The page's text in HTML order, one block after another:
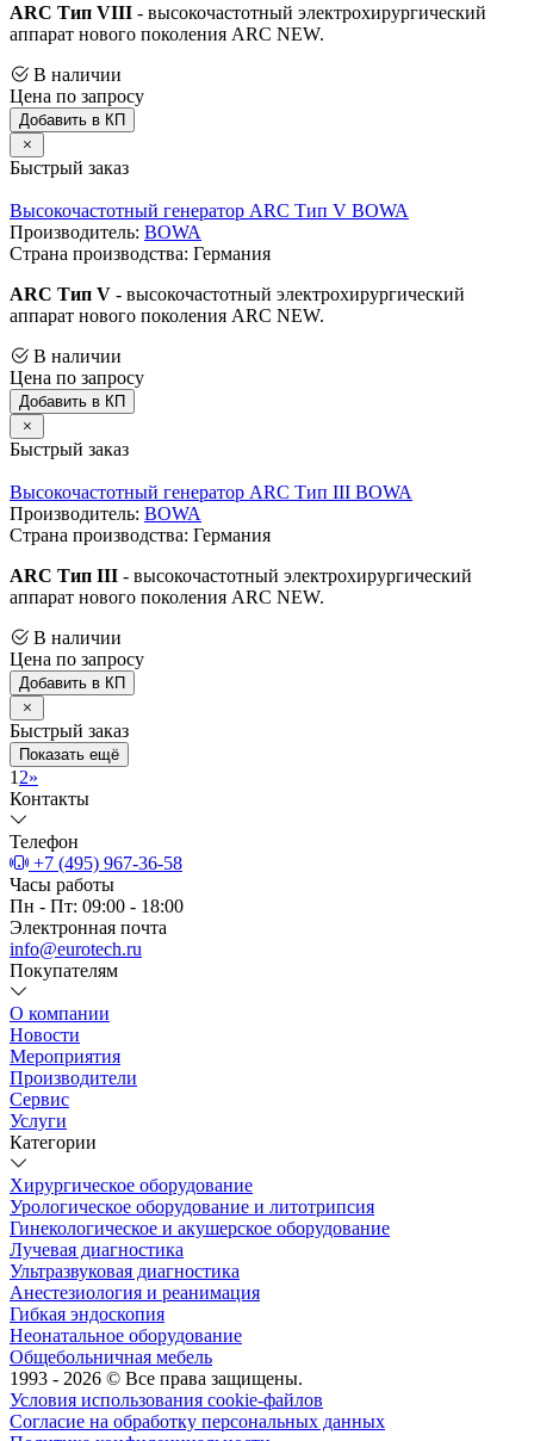
ARC Тип VIII - высокочастотный электрохирургический
аппарат нового поколения ARC NEW.
В наличии
Цена по запросу
Добавить в КП
Быстрый заказ
Высокочастотный генератор ARC Тип V BOWA
Производитель: BOWA
Страна производства: Германия
ARC Тип V - высокочастотный электрохирургический
аппарат нового поколения ARC NEW.
В наличии
Цена по запросу
Добавить в КП
Быстрый заказ
Высокочастотный генератор ARC Тип III BOWA
Производитель: BOWA
Страна производства: Германия
ARC Тип III - высокочастотный электрохирургический
аппарат нового поколения ARC NEW.
В наличии
Цена по запросу
Добавить в КП
Быстрый заказ
Показать ещё
1 2»
Контакты
Телефон
+7 (495) 967-36-58
Часы работы
Пн - Пт: 09:00 - 18:00
Электронная почта
info@eurotech.ru
Покупателям
О компании
Новости
Мероприятия
Производители
Сервис
Услуги
Категории
Хирургическое оборудование
Урологическое оборудование и литотрипсия
Гинекологическое и акушерское оборудование
Лучевая диагностика
Ультразвуковая диагностика
Анестезиология и реанимация
Гибкая эндоскопия
Неонатальное оборудование
Общебольничная мебель
1993 - 2026 © Все права защищены.
Условия использования cookie-файлов
Согласие на обработку персональных данных